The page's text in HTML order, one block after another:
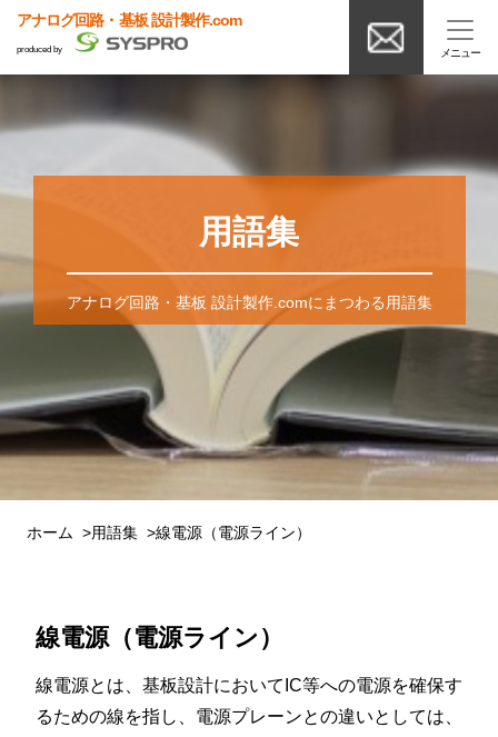
アナログ回路・基板 設計製作.com
produced by
用語集
アナログ回路・基板 設計製作.comにまつわる用語集
ホーム 用語集 線電源（電源ライン）
線電源（電源ライン）
線電源とは、基板設計においてIC等への電源を確保す
るための線を指し、電源プレーンとの違いとしては、